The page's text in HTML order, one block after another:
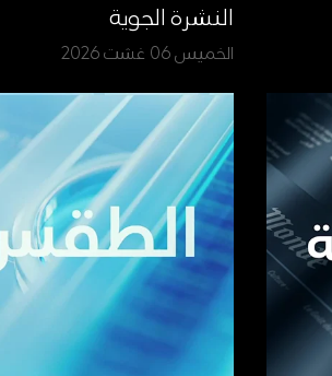
النشرة الجوية
الخميس 06 غشت 2026